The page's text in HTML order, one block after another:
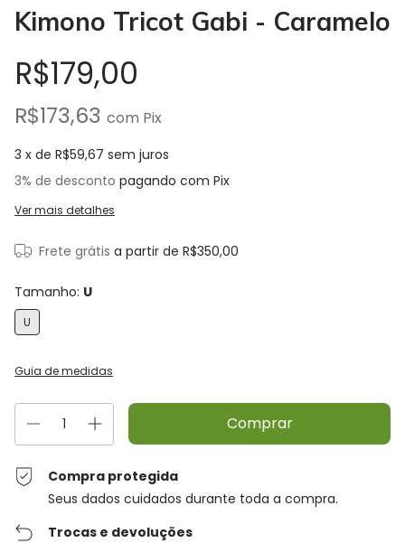
Kimono Tricot Gabi - Caramelo
R$179,00
R$173,63 com Pix
3 x de R$59,67 sem juros
3% de desconto pagando com Pix
Ver mais detalhes
Frete grátis a partir de R$350,00
Tamanho: U
U
Guia de medidas
Compra protegida
Seus dados cuidados durante toda a compra.
Trocas e devoluções